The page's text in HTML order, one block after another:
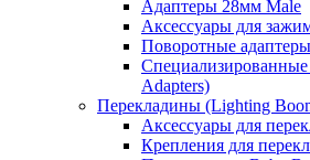
Адаптеры 28мм Male
Аксессуары для
Поворотные
Специализированные
Adapters)
Перекладины (Lighting
Аксессуары для
Крепления для